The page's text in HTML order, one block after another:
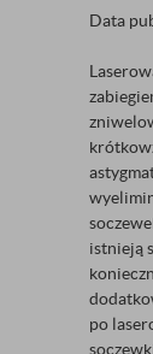
Data
istnieją
po